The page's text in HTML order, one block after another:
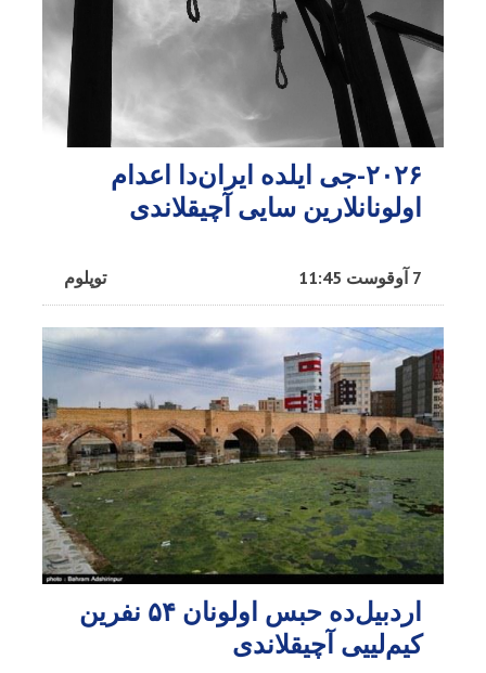
۲۰۲۶-جی ایلده ایران‌دا اعدام
اولونانلارین سایی آچیقلاندی
توپلوم 7 آوقوست 11:45
اردبیل‌ده حبس اولونان ۵۴ نفرین
کیم‌لییی آچیقلاندی